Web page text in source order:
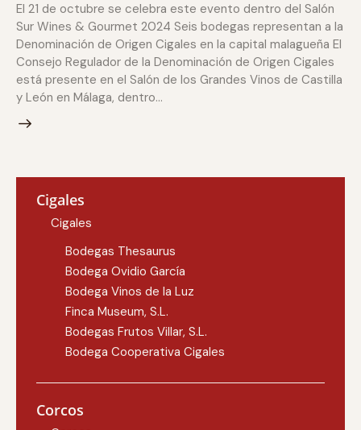
El 21 de octubre se celebra este evento dentro del Salón
Sur Wines & Gourmet 2024 Seis bodegas representan a la
Denominación de Origen Cigales en la capital malagueña El
Consejo Regulador de la Denominación de Origen Cigales
está presente en el Salón de los Grandes Vinos de Castilla
y León en Málaga, dentro…
Cigales
Cigales
Bodegas Thesaurus
Bodega Ovidio García
Bodega Vinos de la Luz
Finca Museum, S.L.
Bodegas Frutos Villar, S.L.
Bodega Cooperativa Cigales
Corcos